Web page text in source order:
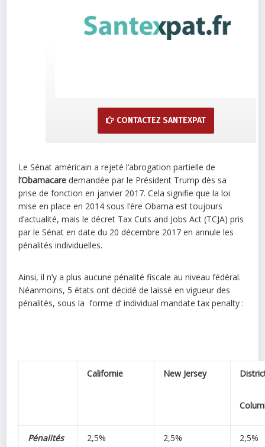
CONTACTEZ SANTEXPAT
Le Sénat américain a rejeté l’abrogation partielle de
l’Obamacare demandée par le Président Trump dès sa
prise de fonction en janvier 2017. Cela signifie que la loi
mise en place en 2014 sous l’ère Obama est toujours
d’actualité, mais le décret Tax Cuts and Jobs Act (TCJA) pris
par le Sénat en date du 20 décembre 2017 en annule les
pénalités individuelles.
Ainsi, il n’y a plus aucune pénalité fiscale au niveau fédéral.
Néanmoins, 5 états ont décidé de laissé en vigueur des
pénalités, sous la forme d’ individual mandate tax penalty :
Californie New Jersey
Pénalités
2,5%
2,5%
2,5%